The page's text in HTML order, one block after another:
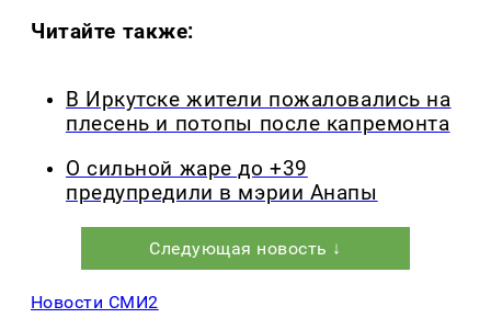
Читайте также:
В Иркутске жители пожаловались на
плесень и потопы после капремонта
О сильной жаре до +39
предупредили в мэрии Анапы
Следующая новость ↓
Новости СМИ2